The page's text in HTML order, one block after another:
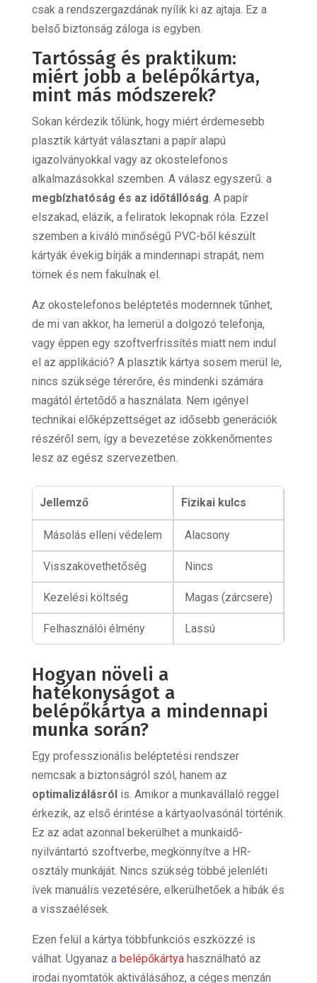
csak a rendszergazdának nyílik ki az ajtaja. Ez a
belső biztonság záloga is egyben.
Tartósság és praktikum:
miért jobb a belépőkártya,
mint más módszerek?
Sokan kérdezik tőlünk, hogy miért érdemesebb
plasztik kártyát választani a papír alapú
igazolványokkal vagy az okostelefonos
alkalmazásokkal szemben. A válasz egyszerű: a
megbízhatóság és az időtállóság. A papír
elszakad, elázik, a feliratok lekopnak róla. Ezzel
szemben a kiváló minőségű PVC-ből készült
kártyák évekig bírják a mindennapi strapát, nem
törnek és nem fakulnak el.
Az okostelefonos beléptetés modernnek tűnhet,
de mi van akkor, ha lemerül a dolgozó telefonja,
vagy éppen egy szoftverfrissítés miatt nem indul
el az applikáció? A plasztik kártya sosem merül le,
nincs szüksége térerőre, és mindenki számára
magától értetődő a használata. Nem igényel
technikai előképzettséget az idősebb generációk
részéről sem, így a bevezetése zökkenőmentes
lesz az egész szervezetben.
Jellemző Fizikai kulcs
Másolás elleni védelem Alacsony
Visszakövethetőség Nincs
Kezelési költség Magas (zárcsere)
Felhasználói élmény Lassú
Hogyan növeli a
hatékonyságot a
belépőkártya a mindennapi
munka során?
Egy professzionális beléptetési rendszer
nemcsak a biztonságról szól, hanem az
optimalizálásról is. Amikor a munkavállaló reggel
érkezik, az első érintése a kártyaolvasónál történik.
Ez az adat azonnal bekerülhet a munkaidő-
nyilvántartó szoftverbe, megkönnyítve a HR-
osztály munkáját. Nincs szükség többé jelenléti
ívek manuális vezetésére, elkerülhetőek a hibák és
a visszaélések.
Ezen felül a kártya többfunkciós eszközzé is
válhat. Ugyanaz a belépőkártyahasználható az
irodai nyomtatók aktiválásához, a céges menzán